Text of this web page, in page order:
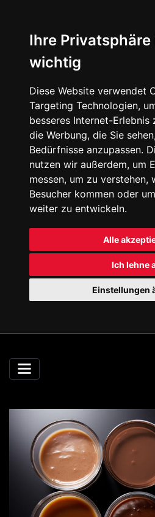
Ihre
wichtig
Diese Website verwendet
Targeting Technologien,
besseres Internet-Erlebnis
die Werbung, die Sie
Bedürfnisse anzupassen.
nutzen wir außerdem, um
messen, um zu verstehen,
Besucher kommen oder
weiter zu entwickeln.
Alle
Ich lehne
Einstellungen